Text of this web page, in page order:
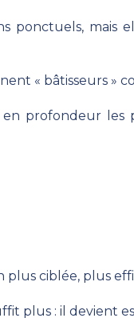
ponctuels, mais
« bâtisseurs »
profondeur les
ciblée, plus
plus : il devient